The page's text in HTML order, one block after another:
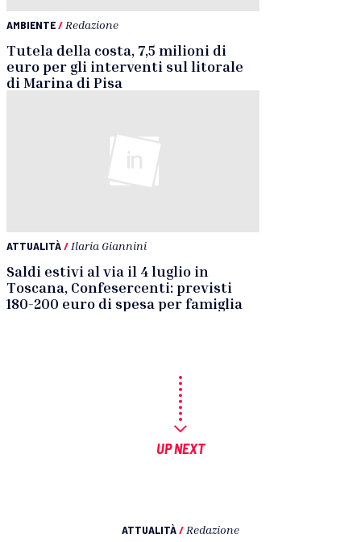
AMBIENTE/ Redazione
Tutela della costa, 7,5 milioni di
euro per gli interventi sul litorale
di Marina di Pisa
ATTUALITÀ/Ilaria Giannini
Saldi estivi al via il 4 luglio in
Toscana, Confesercenti: previsti
180-200 euro di spesa per famiglia
UP NEXT
ATTUALITÀ/Redazione